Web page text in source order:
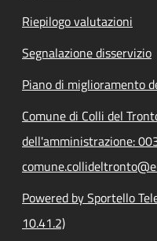
Riepilogo valutazioni
Segnalazione disservizio
Piano di miglioramento
Comune di Colli del
dell'amministrazione:
Powered by Sportello
10.41.2)